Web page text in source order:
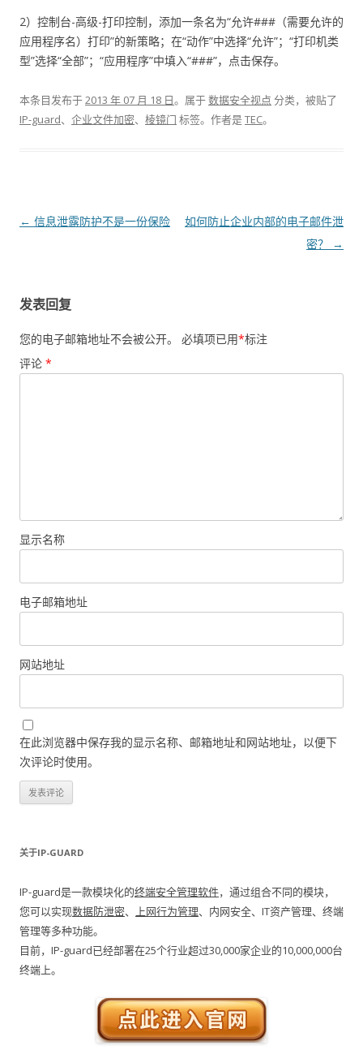
2）控制台-高级-打印控制，添加一条名为“允许###（需要允许的
应用程序名）打印”的新策略；在“动作”中选择“允许”；“打印机类
型”选择“全部”；“应用程序”中填入“###”，点击保存。
本条目发布于2013 年 07 月 18 日。属于数据安全视点 分类，被贴了
IP-guard、 企业文件加密、 棱镜门 标签。 作者是TEC。
文章导航
← 信息泄露防护不是一份保险
如何防止企业内部的电子邮件泄
密？
→
发表回复
您的电子邮箱地址不会被公开。 必填项已用*标注
评论 *
显示名称
电子邮箱地址
网站地址
在此浏览器中保存我的显示名称、邮箱地址和网站地址，以便下
次评论时使用。
关于IP-GUARD
IP-guard是一款模块化的终端安全管理软件，通过组合不同的模块，
您可以实现数据防泄密、 上网行为管理、内网安全、IT资产管理、终端
管理等多种功能。
目前，IP-guard已经部署在25个行业超过30,000家企业的10,000,000台
终端上。